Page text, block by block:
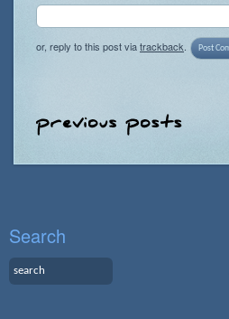
or, reply to this post viatrackback
Search